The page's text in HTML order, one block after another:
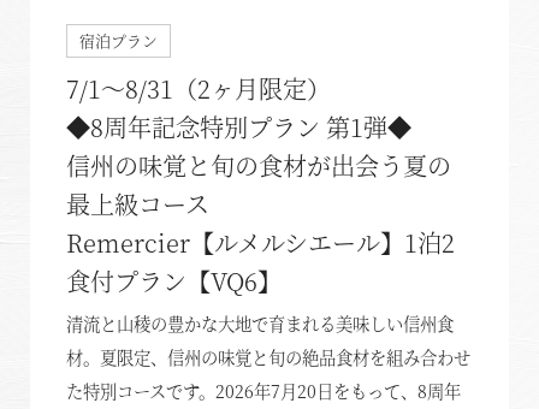
宿泊プラン
7/1～8/31（2ヶ月限定）
◆8周年記念特別プラン 第1弾◆
信州の味覚と旬の食材が出会う夏の
最上級コース
Remercier【ルメルシエール】1泊2
食付プラン【VQ6】
清流と山稜の豊かな大地で育まれる美味しい信州食
材。夏限定、信州の味覚と旬の絶品食材を組み合わせ
た特別コースです。2026年7月20日をもって、8周年